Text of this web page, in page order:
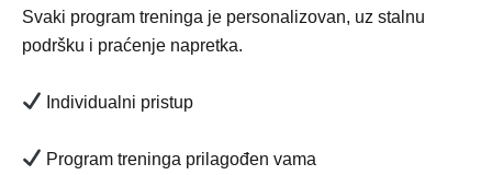
Svaki program treninga je personalizovan, uz stalnu
podršku i praćenje napretka.
Individualni pristup
Program treninga prilagođen vama